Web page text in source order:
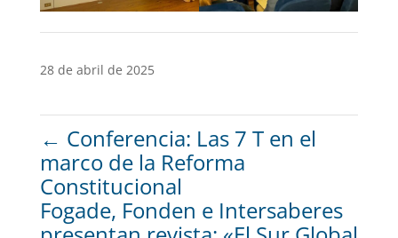
28 de abril de 2025
← Conferencia: Las 7 T en el
marco de la Reforma
Constitucional
Fogade, Fonden e Intersaberes